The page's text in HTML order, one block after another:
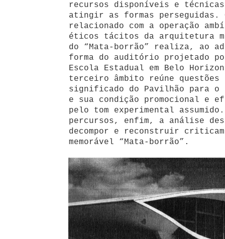
recursos disponíveis e
atingir as formas perseguidas.
relacionado com a operação
éticos tácitos da arquitetura
do “Mata-borrão” realiza, ao
forma do auditório projetado
Escola Estadual em Belo
terceiro âmbito reúne questões
significado do Pavilhão para o
e sua condição promocional e
pelo tom experimental
percursos, enfim, a análise
decompor e reconstruir
memorável “Mata-borrão”.